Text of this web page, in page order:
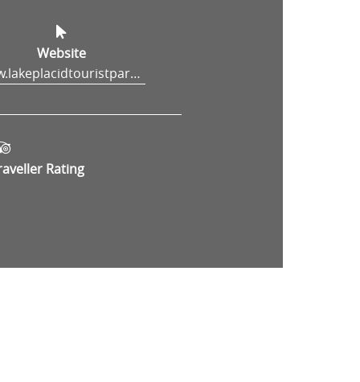
Website
www.lakeplacidtouristpark.com
Rating